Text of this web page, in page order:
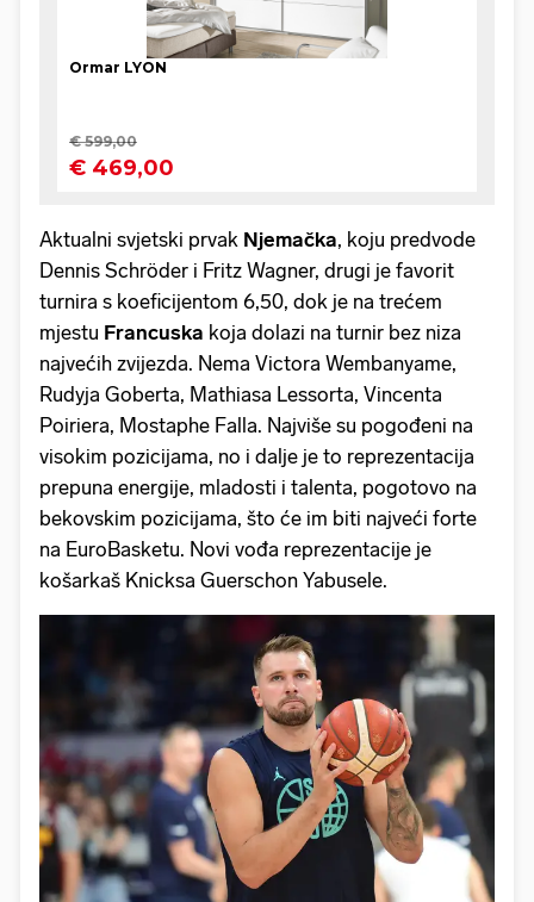
Aktualni svjetski prvak Njemačka, koju predvode
Dennis Schröder i Fritz Wagner, drugi je favorit
turnira s koeficijentom 6,50, dok je na trećem
mjestu Francuska koja dolazi na turnir bez niza
najvećih zvijezda. Nema Victora Wembanyame,
Rudyja Goberta, Mathiasa Lessorta, Vincenta
Poiriera, Mostaphe Falla. Najviše su pogođeni na
visokim pozicijama, no i dalje je to reprezentacija
prepuna energije, mladosti i talenta, pogotovo na
bekovskim pozicijama, što će im biti najveći forte
na EuroBasketu. Novi vođa reprezentacije je
košarkaš Knicksa Guerschon Yabusele.